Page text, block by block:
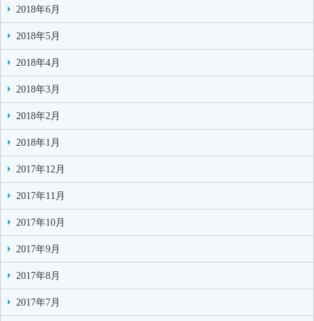
2018年6月
2018年5月
2018年4月
2018年3月
2018年2月
2018年1月
2017年12月
2017年11月
2017年10月
2017年9月
2017年8月
2017年7月